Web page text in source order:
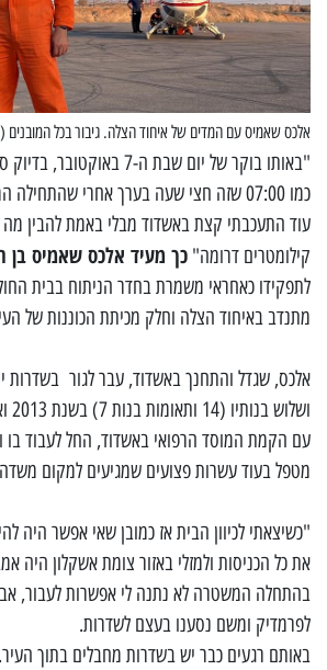
אלכס שאמיס עם המדים של איחוד הצלה. גיבור בכל המובנים
"באותו בוקר של יום שבת ה-7
כמו 07:00 שזה חצי שעה בערך אחרי
עוד התעכבתי קצת באשדוד מבלי באמת להבין
קילומטרים דרומה" כך מעיד אלכס שאמיס בן ה-
לתפקידו כאחראי משמרת בחדר הניתוח בבית
מתנדב באיחוד הצלה וחלק מכיתת הכוננות של
אלכס, שגדל והתחנך באשדוד, עבר לגור בשדרות
עם הקמת המוסד הרפואי באשדוד, החל לעבוד בו
מטפל בעוד עשרות פצועים שמגיעים למקום
"כשיצאתי לכיוון הבית אז כמובן שאי אפשר היה
את כל הכניסות ולמזלי באזור צומת אשקלון היה
בהתחלה המשטרה לא נתנה לי אפשרות לעבור,
לפרמדיק ומשם נסענו בעצם לשדרות.
באותם רגעים כבר יש בשדרות מחבלים בתוך